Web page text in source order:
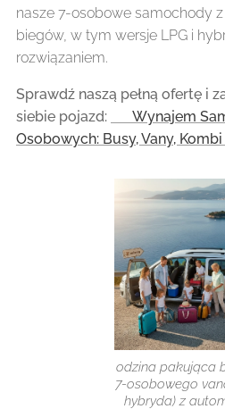
nasze 7-osobowe samochody
biegów, w tym wersje LPG i
rozwiązaniem.
Sprawdź naszą pełną ofertę i
siebie pojazd:
Wynajem
Osobowych: Busy, Vany,
odzina pakująca
7-osobowego
hybryda) z